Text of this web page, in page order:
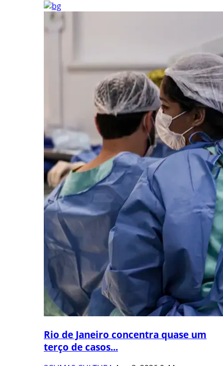
Rio de Janeiro concentra quase um
terço de casos...